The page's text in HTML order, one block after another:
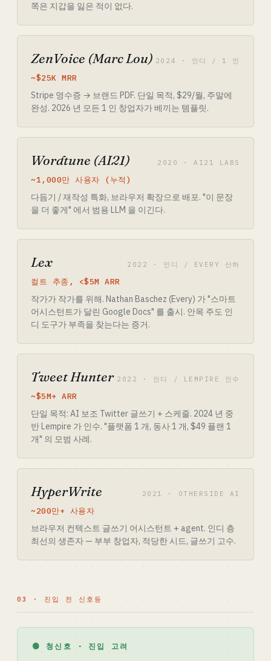
쪽은 지갑을 잃은 적이 없다.
ZenVoice (Marc Lou) 2024 · 인디 / 1 인
~$25K MRR
Stripe 영수증 → 브랜드 PDF. 단일 목적, $29/월, 주말에
완성. 2026 년 모든 1 인 창업자가 베끼는 템플릿.
Wordtune (AI21) 2020 · AI21 LABS
~1,000만 사용자 (누적)
다듬기 / 재작성 특화, 브라우저 확장으로 배포. "이 문장
을 더 좋게" 에서 범용 LLM 을 이긴다.
Lex 2022 · 인디 / EVERY 산하
컬트 추종, <$5M ARR
작가가 작가를 위해. Nathan Baschez (Every) 가 "스마트
어시스턴트가 달린 Google Docs" 를 출시. 안목 주도 인
디 도구가 부족을 찾는다는 증거.
Tweet Hunter 2022 · 인디 / LEMPIRE 인수
~$5M+ ARR
단일 목적: AI 보조 Twitter 글쓰기 + 스케줄. 2024 년 중
반 Lempire 가 인수. "플랫폼 1 개, 동사 1 개, $49 플랜 1
개" 의 모범 사례.
HyperWrite 2021 · OTHERSIDE AI
~200만+ 사용자
브라우저 컨텍스트 글쓰기 어시스턴트 + agent. 인디 층
최선의 생존자 — 부부 창업자, 적당한 시드, 글쓰기 고수.
03 · 진입 전 신호등
🟢 청신호 · 진입 고려